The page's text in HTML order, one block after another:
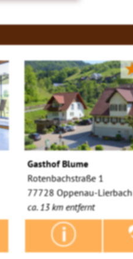
Gasthof Blume
Rotenbachstraße 1
77728 Oppenau-Lierbach
ca. 13 km entfernt